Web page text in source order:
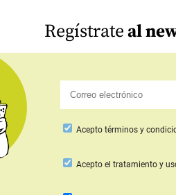
Regístrateal
Acepto términos y
Aceptoel tratamiento y